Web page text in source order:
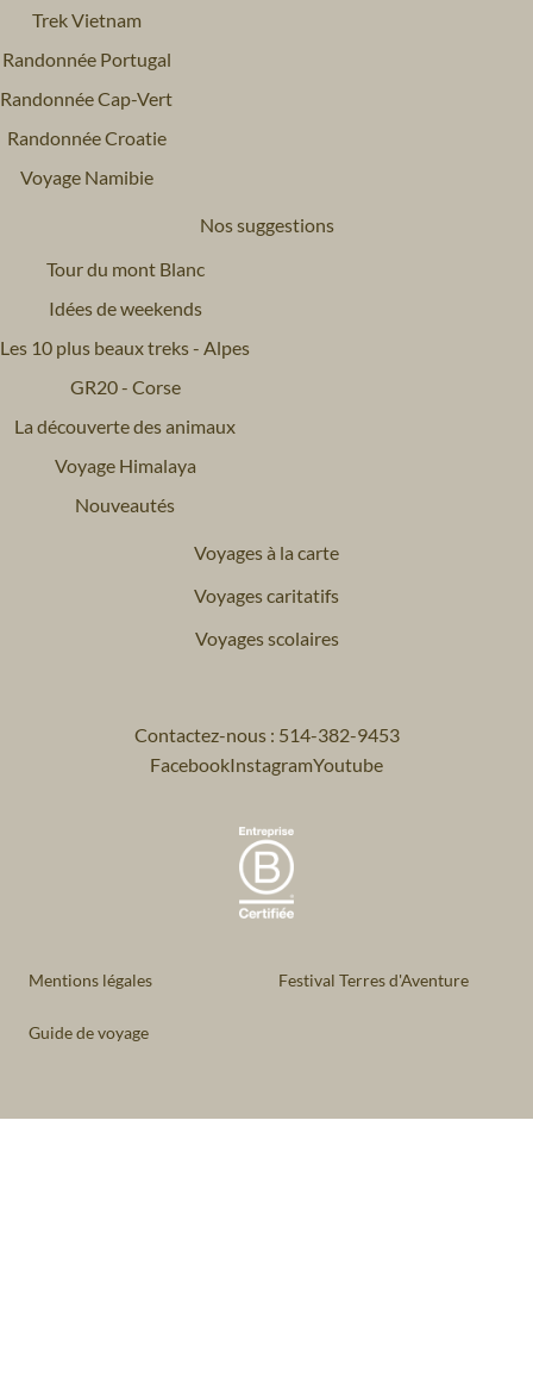
Trek Vietnam
Randonnée Portugal
Randonnée Cap-Vert
Randonnée Croatie
Voyage Namibie
Nos suggestions
Tour du mont Blanc
Idées de weekends
Les 10 plus beaux treks - Alpes
GR20 - Corse
La découverte des animaux
Voyage Himalaya
Nouveautés
Voyages à la carte
Voyages caritatifs
Voyages scolaires
Contactez-nous : 514-382-9453
FacebookInstagramYoutube
Mentions légales Festival Terres d'Aventure
Guide de voyage